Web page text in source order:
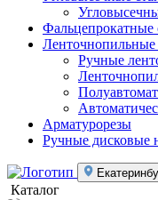
Фальцепрокатные
Ленточнопильные
Ручные
Арматурорезы
Ручные дисковые
Каталог